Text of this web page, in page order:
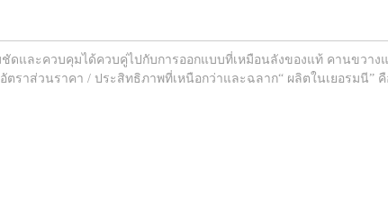
ชัดและควบคุมได้ควบคู่ไปกับการออกแบบที่เหมือนลังของแท้ คานขวาง
ตราส่วนราคา / ประสิทธิภาพที่เหนือกว่าและฉลาก“ ผลิตในเยอรมนี”